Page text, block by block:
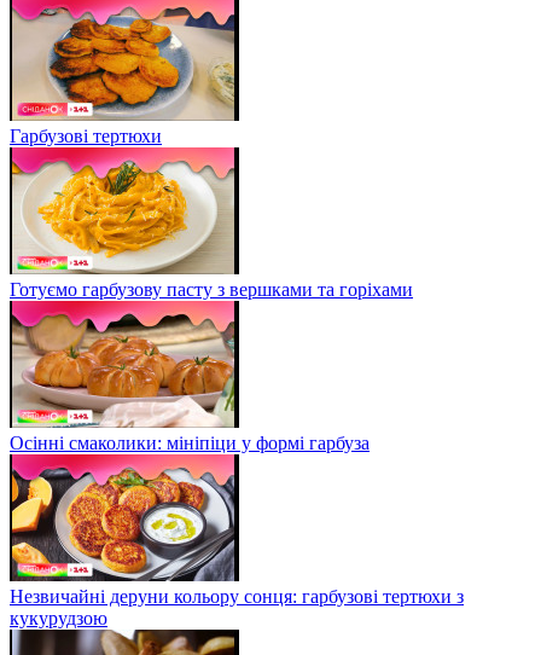
Гарбузові тертюхи
Готуємо гарбузову пасту з вершками та горіхами
Осінні смаколики: мініпіци у формі гарбуза
Незвичайні деруни кольору сонця: гарбузові тертюхи з
кукурудзою